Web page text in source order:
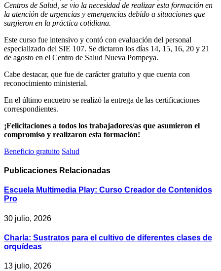
Centros de Salud, se vio la necesidad de realizar esta formación en
la atención de urgencias y emergencias debido a situaciones que
surgieron en la práctica cotidiana.
Este curso fue intensivo y contó con evaluación del personal
especializado del SIE 107. Se dictaron los días 14, 15, 16, 20 y 21
de agosto en el Centro de Salud Nueva Pompeya.
Cabe destacar, que fue de carácter gratuito y que cuenta con
reconocimiento ministerial.
En el último encuetro se realizó la entrega de las certificaciones
correspondientes.
¡Felicitaciones a todos los trabajadores/as que asumieron el
compromiso y realizaron esta formación!
Beneficio gratuito Salud
Publicaciones Relacionadas
Escuela Multimedia Play: Curso Creador de Contenidos
Pro
30 julio, 2026
Charla: Sustratos para el cultivo de diferentes clases de
orquídeas
13 julio, 2026